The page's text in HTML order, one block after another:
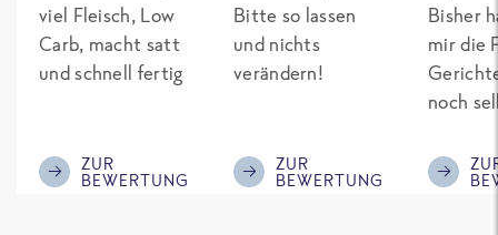
viel Fleisch, Low
Carb, macht satt
und schnell fertig
ZUR
BEWERTUNG
Bitte so lassen
und nichts
verändern!
ZUR
BEWERTUNG
Bisher
mir die
noch
Eiweiß.
was